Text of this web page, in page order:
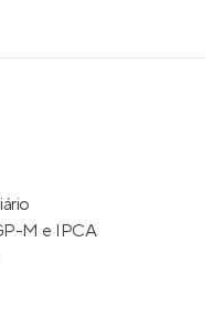
M e IPCA